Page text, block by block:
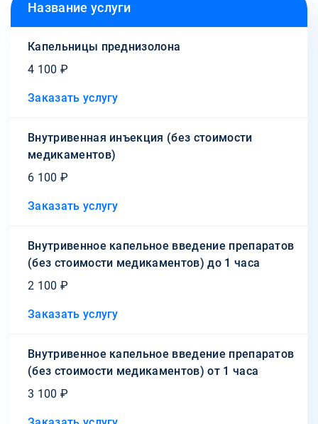
Название услуги
Капельницы преднизолона
4 100 ₽
Заказать услугу
Внутривенная инъекция (без стоимости
медикаментов)
6 100 ₽
Заказать услугу
Внутривенное капельное введение препаратов
(без стоимости медикаментов) до 1 часа
2 100 ₽
Заказать услугу
Внутривенное капельное введение препаратов
(без стоимости медикаментов) от 1 часа
3 100 ₽